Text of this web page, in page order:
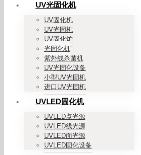
UV光固化机
UV固化机
UV光固机
UV固化炉
光固化机
紫外线杀菌机
UV光固化设备
小型UV光固机
进口UV光固机
UVLED固化机
UVLED点光源
UVLED线光源
UVLED面光源
UVLED固化设备